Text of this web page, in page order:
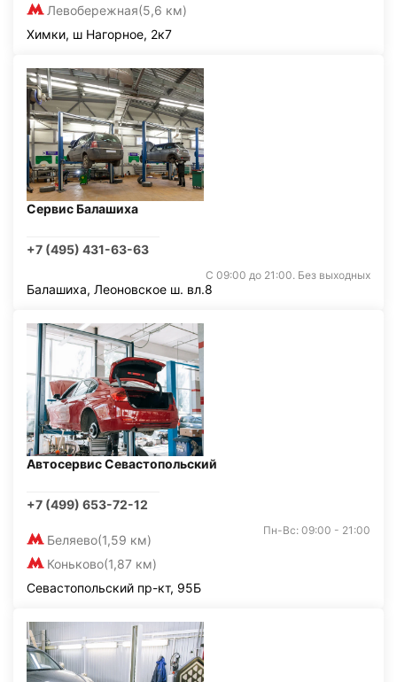
Левобережная(5,6 км)
Химки, ш Нагорное, 2к7
Сервис Балашиха
+7 (495) 431-63-63
С 09:00 до 21:00. Без выходных
Балашиха, Леоновское ш. вл.8
Автосервис Севастопольский
+7 (499) 653-72-12
Беляево(1,59 км)
Коньково(1,87 км)
Пн-Вс: 09:00 - 21:00
Севастопольский пр-кт, 95Б